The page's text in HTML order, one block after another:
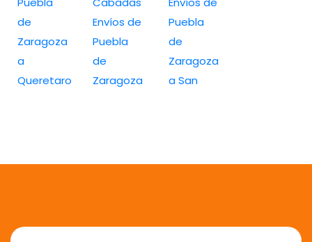
de
Zaragoza
a
Queretaro
Envíos de
Puebla
de
Zaragoza
Puebla
de
Zaragoza
a San